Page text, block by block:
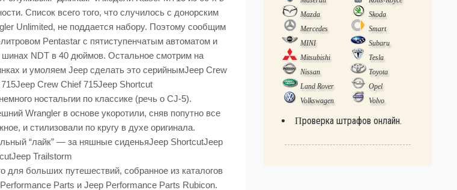
Список всего того, что случилось с донорским
Unlimited, не поддается набору. Поэтому сообщим
Pentastar с пятиступенчатым автоматом и
NDT в 40 дюймов. Остальное смотрим на
и умоляем Jeep сделать это серийнымJeep Crew
Crew Chief 715Jeep Shortcut
ностальгии по классике (речь о CJ-5).
Wrangler в основе укоротили, сняв попутно все
и стилизовали по кругу в духе оригинала.
“лайк” — за няшные сиденьяJeep ShortcutJeep
Trailstorm
для больших путешествий, собранное из каталогов
Parts и Jeep Performance Parts Rubicon.
Mazda
Skoda
Mercedes
Smart
MINI
Subaru
Mitsubishi
Tesla
Nissan
Toyota
Land Rover
Opel
Volkswagen
Volvo
Проверка штрафов онлайн.